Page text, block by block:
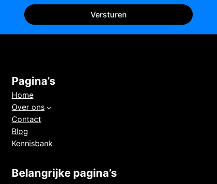
Versturen
Pagina’s
Home
Over ons
Contact
Blog
Kennisbank
Belangrijke pagina’s